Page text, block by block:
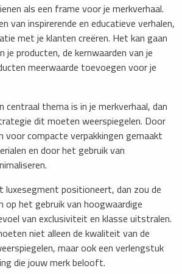
als een frame voor je merkverhaal.
van inspirerende en educatieve verhalen,
met je klanten creëren. Het kan gaan
producten, de kernwaarden van je
meerwaarde toevoegen voor je
centraal thema is in je merkverhaal, dan
dit moeten weerspiegelen. Door
voor compacte verpakkingen gemaakt
en door het gebruik van
luxesegment positioneert, dan zou de
op het gebruik van hoogwaardige
van exclusiviteit en klasse uitstralen.
niet alleen de kwaliteit van de
maar ook een verlengstuk
die jouw merk belooft.